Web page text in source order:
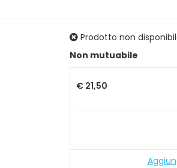
Prodotto non
Non mutuabile
Prezzo
€ 21,50